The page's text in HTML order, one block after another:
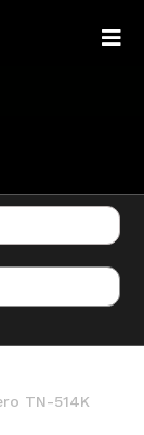
TN-514K